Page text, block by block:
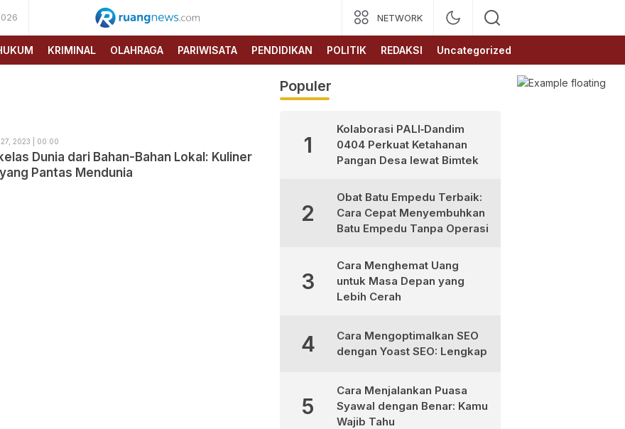
RUANG
NEWS
NETWORK
KRIMINAL OLAHRAGA PARIWISATA PENDIDIKAN POLITIK REDAKSI Uncategorized
2023 | 00:00
Dunia dari Bahan-Bahan Lokal: Kuliner
Pantas Mendunia
Populer
1
Kolaborasi PALI‑Dandim
0404 Perkuat Ketahanan
Pangan Desa lewat Bimtek
2
Obat Batu Empedu Terbaik:
Cara Cepat Menyembuhkan
Batu Empedu Tanpa Operasi
3
Cara Menghemat Uang
untuk Masa Depan yang
Lebih Cerah
4
Cara Mengoptimalkan SEO
dengan Yoast SEO: Lengkap
5
Cara Menjalankan Puasa
Syawal dengan Benar: Kamu
Wajib Tahu